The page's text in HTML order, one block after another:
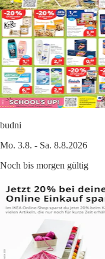
budni
Mo. 3.8. - Sa. 8.8.2026
Noch bis morgen gültig